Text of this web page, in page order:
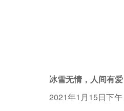
冰雪无情，人间有爱
2021年1月15日下午